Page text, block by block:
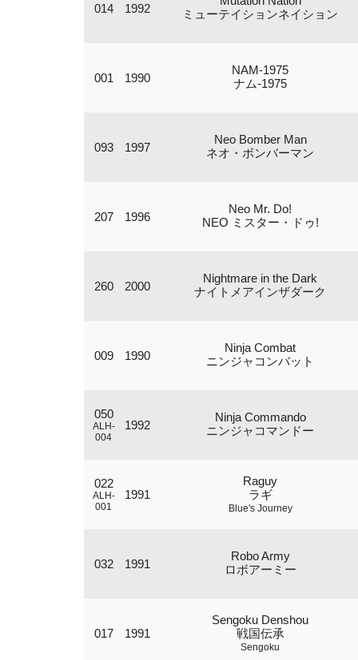
014 1992
ミューテイションネイション
001 1990
NAM-1975
ナム-1975
093 1997
Neo Bomber Man
ネオ・ボンバーマン
207 1996
Neo Mr. Do!
NEO ミスター・ドゥ!
260 2000
Nightmare in the Dark
ナイトメアインザダーク
009 1990
Ninja Combat
ニンジャコンバット
050
ALH-
004
1992
Ninja Commando
ニンジャコマンドー
022
ALH-
001
1991
Raguy
ラギ
Blue's Journey
032 1991
Robo Army
ロボアーミー
017 1991
Sengoku Denshou
戦国伝承
Sengoku